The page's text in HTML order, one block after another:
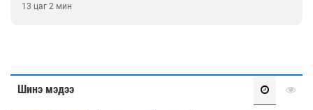
13 цаг 2 мин
Шинэ мэдээ